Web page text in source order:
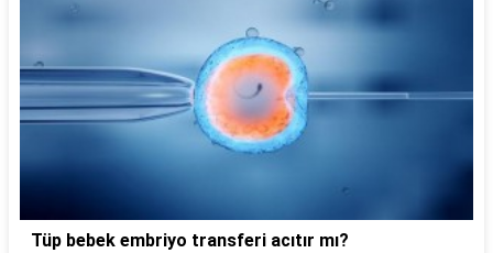
Tüp bebek embriyo transferi acıtır mı?